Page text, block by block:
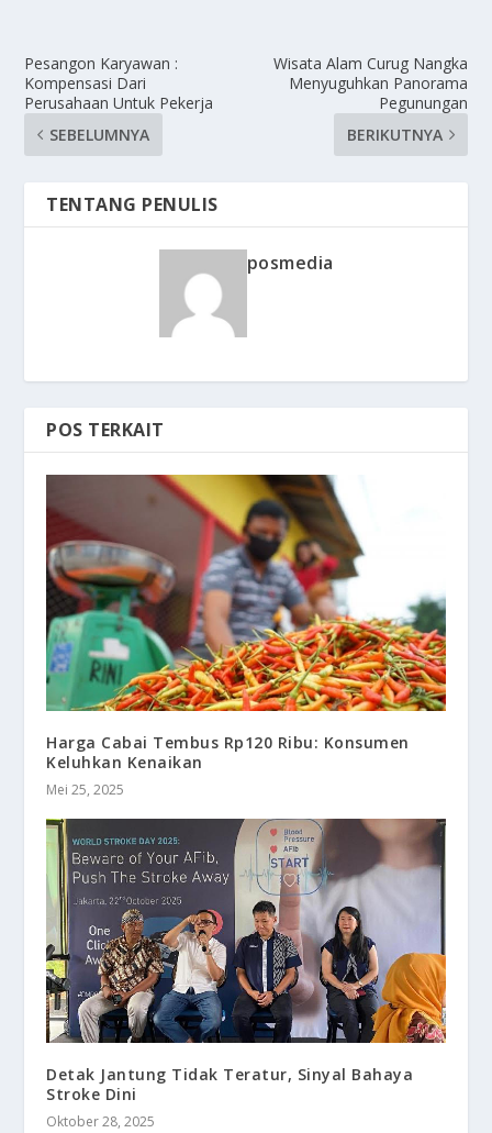
Pesangon Karyawan :
Kompensasi Dari
Perusahaan Untuk Pekerja
SEBELUMNYA
Wisata Alam Curug Nangka
Menyuguhkan Panorama
Pegunungan
BERIKUTNYA
TENTANG PENULIS
posmedia
POS TERKAIT
Harga Cabai Tembus Rp120 Ribu: Konsumen
Keluhkan Kenaikan
Mei 25, 2025
Detak Jantung Tidak Teratur, Sinyal Bahaya
Stroke Dini
Oktober 28, 2025